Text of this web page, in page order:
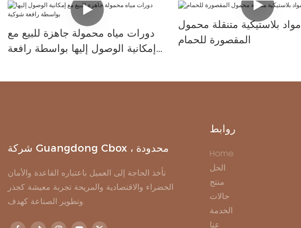
دورات مياه محمولة جاهزة للبيع مع
إمكانية الوصول إليها بواسطة رافعة
مواد بلاستيكية متنقلة محمول
المقصورة للحمام
شركة Guangdong Cbox ، محدودة
نأخذ الحاجة إلى العميل باعتباره القاعدة والأمان
الخضراء والاقتصادية والمريحة تجربة معيشة كجذر
وتطوير الصناعة كهدف.
روابط
Home
الحل
منتج
حالات
الخدمة
عنا